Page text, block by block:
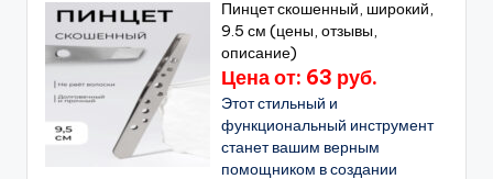
Пинцет скошенный, широкий,
9.5 см (цены, отзывы,
описание)
Цена от: 63 руб.
Этот стильный и
функциональный инструмент
станет вашим верным
помощником в создании